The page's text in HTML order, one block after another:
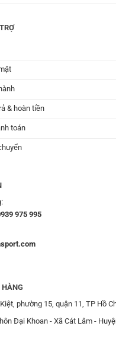
& hoàn tiền
toán
975 995
HÀNG
phường 15, quận 11, TP Hồ
Đại Khoan - Xã Cát Lâm -